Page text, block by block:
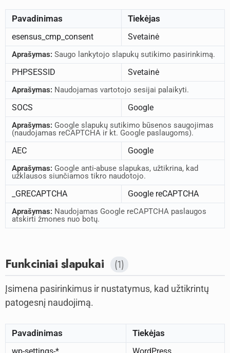
Pavadinimas Tiekėjas
esensus_cmp_consent Svetainė
Aprašymas: Saugo lankytojo slapukų sutikimo pasirinkimą.
PHPSESSID Svetainė
Aprašymas: Naudojamas vartotojo sesijai palaikyti.
SOCS Google
Aprašymas: Google slapukų sutikimo būsenos saugojimas
(naudojamas reCAPTCHA ir kt. Google paslaugoms).
AEC Google
Aprašymas: Google anti-abuse slapukas, užtikrina, kad
užklausos siunčiamos tikro naudotojo.
_GRECAPTCHA Google reCAPTCHA
Aprašymas: Naudojamas Google reCAPTCHA paslaugos
atskirti žmones nuo botų.
Funkciniai slapukai (1)
Įsimena pasirinkimus ir nustatymus, kad užtikrintų
patogesnį naudojimą.
Pavadinimas Tiekėjas